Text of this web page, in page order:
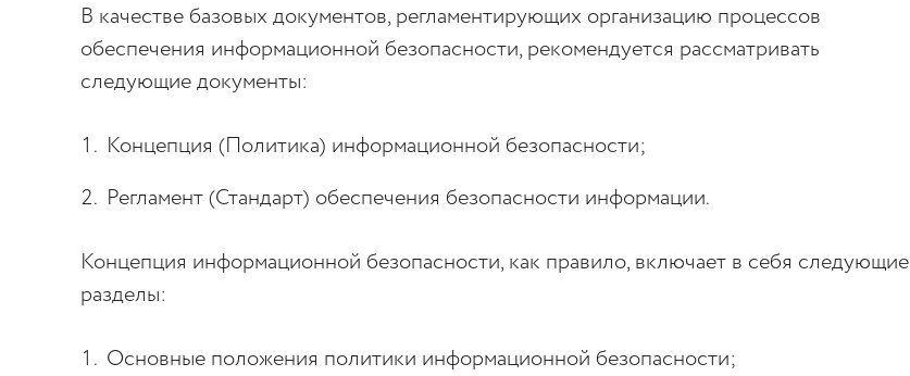
В качестве базовых документов, регламентирующих организацию процессов
обеспечения информационной безопасности, рекомендуется рассматривать
следующие документы:
Концепция (Политика) информационной безопасности;
Регламент (Стандарт) обеспечения безопасности информации.
Концепция информационной безопасности, как правило, включает в себя следующие
разделы:
Основные положения политики информационной безопасности;